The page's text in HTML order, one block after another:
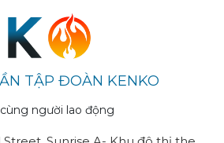
TẬP ĐOÀN KENKO
người lao động